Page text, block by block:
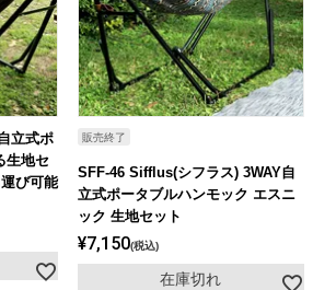
立式ポ
生地セ
び可能
販売終了
SFF-46 Sifflus(シフラス) 3WAY自
立式ポータブルハンモック エスニ
ック 生地セット
¥7,150 税込
在庫切れ